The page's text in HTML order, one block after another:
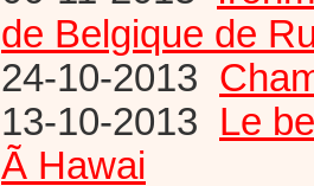
de Belgique de
24-10-2013
13-10-2013 Le
Ã Hawai